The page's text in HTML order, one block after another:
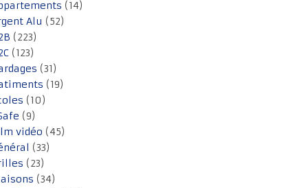
(14)
Alu (52)
(223)
(123)
(31)
(19)
(10)
(9)
vidéo (45)
(33)
(23)
(34)